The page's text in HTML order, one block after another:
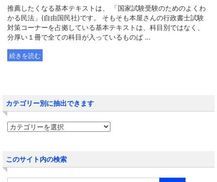
推薦したくなる基本テキストは、 「国家試験受験のためのよくわ
かる民法」(自由国民社)です。 そもそも本屋さんの行政書士試験
対策コーナーを占拠している基本テキストは、科目別ではなく、
分厚い１冊で全ての科目が入っているものば ...
続きを読む
カテゴリー別に抽出できます
このサイト内の検索